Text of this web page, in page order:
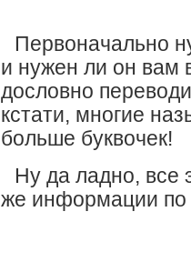
Первоначально
и нужен ли он вам
дословно
кстати, многие
больше буквочек!
Ну да ладно, все
же информации